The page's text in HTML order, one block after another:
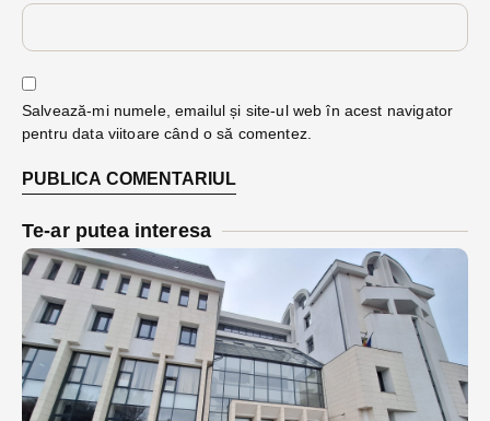
Salvează-mi numele, emailul și site-ul web în acest navigator
pentru data viitoare când o să comentez.
Te-ar putea interesa